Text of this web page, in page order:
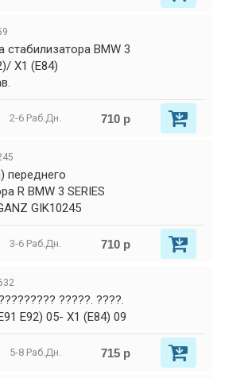
стабилизатора BMW 3
X1 (E84)
2-6 Раб.Дн. 710 р
переднего
R BMW 3 SERIES
GIK10245
3-6 Раб.Дн. 710 р
?????. ????.
E92) 05- X1 (E84) 09
5-8 Раб.Дн. 715 р